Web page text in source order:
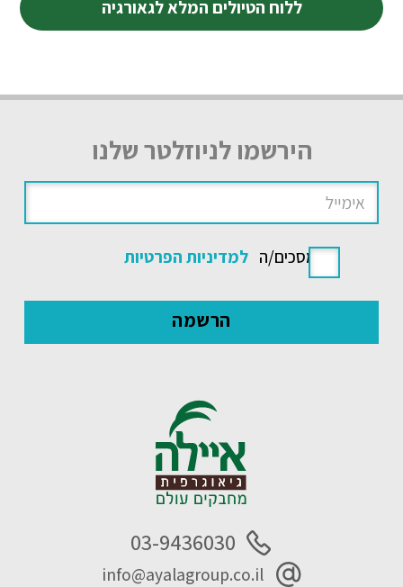
ללוח הטיולים המלא לגאורגיה
הירשמו לניוזלטר שלנו
אני מסכים/ה למדיניות הפרטיות
03-9436030
info@ayalagroup.co.il